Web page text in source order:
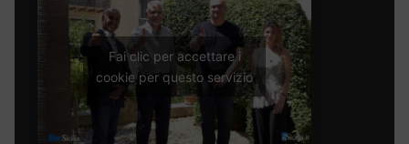
Fai clic per accettare i
cookie per questo servizio